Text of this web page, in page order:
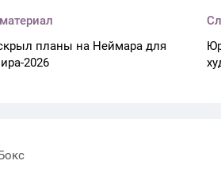
планы на Неймара для
2026